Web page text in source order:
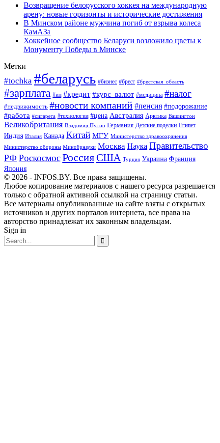
Возвращение белорусского хоккея на международную
арену: новые горизонты и исторические достижения
В Минском районе мужчина погиб от взрыва колеса
КамАЗа
Хоккейное сообщество Беларуси возложило цветы к
Монументу Победы в Минске
Метки
#tochka #беларусь #бизнес #брест #брестская_область
#зарплата #ип #кредит #курс_валют #медицина #налог
#недвижимость #новости компаний #пенсия #подорожание
#работа #сигарета #технологии #цена Австралия Арктика Вашингтон
Великобритания Владимир Путин Германия Детские поделки Египет
Индия Италия Канада Китай МГУ Министерство здравоохранения
Министерство обороны Минобрнауки Москва Наука Правительство
РФРоскосмосРоссияСША Турция Украина Франция
Япония
© 2026 - INFOS.BY. Все права защищены.
Любое копирование материалов с нашего ресурса разрешается
только с обратной активной ссылкой на страницу статьи.
Все материалы опубликованные на сайте взяты с открытых
источников и других порталов интернета, все права на
авторство принадлежат их законным владельцам.
Sign in